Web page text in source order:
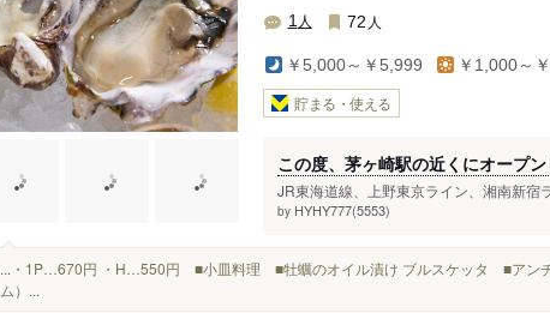
1 人 72 人
￥5,000～￥5,999 ￥1,000～
貯まる・使える
この度、茅ヶ崎駅の近くにオープ
JR東海道線、上野東京ライン、湘南新宿
by HYHY777(5553)
...・1P…670円 ・H…550円 ■小皿料理 ■牡蠣のオイル漬け ブルスケッタ ■アン
ム）...